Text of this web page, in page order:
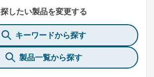
探したい製品を変更する
キーワードから探す
製品一覧から探す